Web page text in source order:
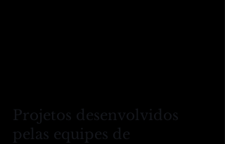
Projetos desenvolvidos
pelas equipes de